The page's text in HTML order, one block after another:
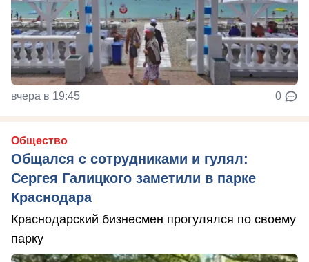
вчера в 19:45 0
Общество
Общался с сотрудниками и гулял:
Сергея Галицкого заметили в парке
Краснодара
Краснодарский бизнесмен прогулялся по своему
парку